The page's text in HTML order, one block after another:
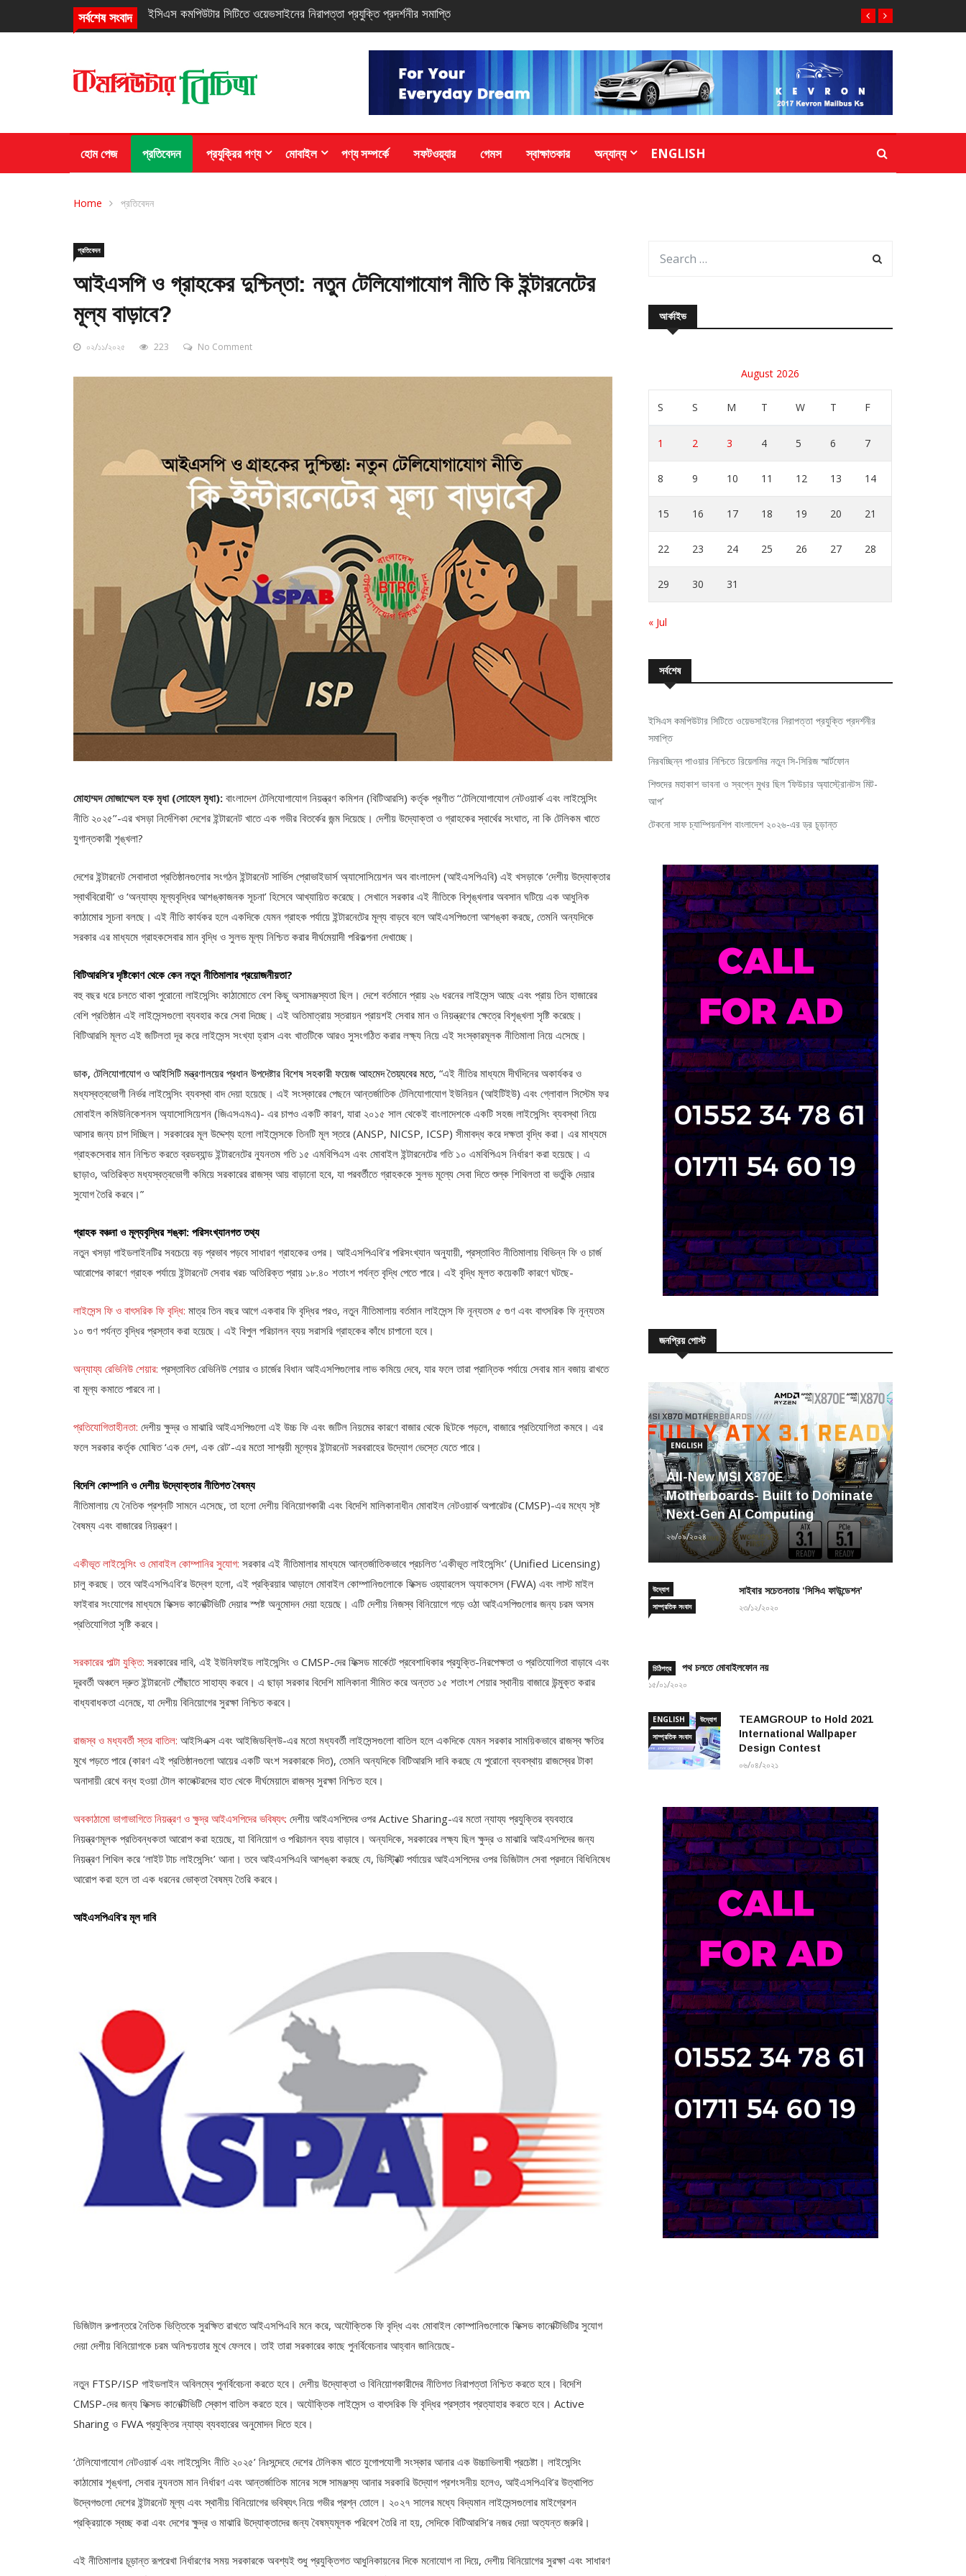
সর্বশেষ সংবাদ নিরবচ্ছিন্ন পাওয়ার নিশ্চিতে রিয়েলমির নতুন সি-সিরিজ স্মার্টফোন
হোম পেজ প্রতিবেদন প্রযুক্রির পণ্য মোবাইল পণ্য সম্পর্কে সফটওয়্যার গেমস স্বাক্ষাতকার অন্যান্য ENGLISH
Home প্রতিবেদন
প্রতিবেদন
আইএসপি ও গ্রাহকের দুশ্চিন্তা: নতুন টেলিযোগাযোগ নীতি কি ইন্টারনেটের
মূল্য বাড়াবে?
০২/১১/২০২৫ 223 No Comment
মোহাম্মদ মোজাম্মেল হক মৃধা (সোহেল মৃধা): বাংলাদেশ টেলিযোগাযোগ নিয়ন্ত্রণ কমিশন (বিটিআরসি) কর্তৃক প্রণীত ‘‘টেলিযোগাযোগ নেটওয়ার্ক এবং লাইসেন্সিং
নীতি ২০২৫’’-এর খসড়া নির্দেশিকা দেশের ইন্টারনেট খাতে এক গভীর বিতর্কের জন্ম দিয়েছে। দেশীয় উদ্যোক্তা ও গ্রাহকের স্বার্থের সংঘাত, না কি টেলিকম খাতে
যুগান্তকারী শৃঙ্খলা?
দেশের ইন্টারনেট সেবাদাতা প্রতিষ্ঠানগুলোর সংগঠন ইন্টারনেট সার্ভিস প্রোভাইডার্স অ্যাসোসিয়েশন অব বাংলাদেশ (আইএসপিএবি) এই খসড়াকে ‘দেশীয় উদ্যোক্তার
স্বার্থবিরোধী’ ও ‘অন্যায্য মূল্যবৃদ্ধির আশঙ্কাজনক সূচনা’ হিসেবে আখ্যায়িত করেছে। সেখানে সরকার এই নীতিকে বিশৃঙ্খলার অবসান ঘটিয়ে এক আধুনিক
কাঠামোর সূচনা বলছে। এই নীতি কার্যকর হলে একদিকে যেমন গ্রাহক পর্যায়ে ইন্টারনেটের মূল্য বাড়বে বলে আইএসপিগুলো আশঙ্কা করছে, তেমনি অন্যদিকে
সরকার এর মাধ্যমে গ্রাহকসেবার মান বৃদ্ধি ও সুলভ মূল্য নিশ্চিত করার দীর্ঘমেয়াদী পরিকল্পনা দেখাচ্ছে।
বিটিআরসি’র দৃষ্টিকোণ থেকে কেন নতুন নীতিমালার প্রয়োজনীয়তা?
বহু বছর ধরে চলতে থাকা পুরোনো লাইসেন্সিং কাঠামোতে বেশ কিছু অসামঞ্জস্যতা ছিল। দেশে বর্তমানে প্রায় ২৬ ধরনের লাইসেন্স আছে এবং প্রায় তিন হাজারের
বেশি প্রতিষ্ঠান এই লাইসেন্সগুলো ব্যবহার করে সেবা দিচ্ছে। এই অতিমাত্রায় স্তরায়ন প্রায়শই সেবার মান ও নিয়ন্ত্রণের ক্ষেত্রে বিশৃঙ্খলা সৃষ্টি করেছে।
বিটিআরসি মূলত এই জটিলতা দূর করে লাইসেন্স সংখ্যা হ্রাস এবং খাতটিকে আরও সুসংগঠিত করার লক্ষ্য নিয়ে এই সংস্কারমূলক নীতিমালা নিয়ে এসেছে।
ডাক, টেলিযোগাযোগ ও আইসিটি মন্ত্রণালয়ের প্রধান উপদেষ্টার বিশেষ সহকারী ফয়েজ আহমেদ তৈয়্যবের মতে, “এই নীতির মাধ্যমে দীর্ঘদিনের অকার্যকর ও
মধ্যস্বত্বভোগী নির্ভর লাইসেন্সিং ব্যবস্থা বাদ দেয়া হয়েছে। এই সংস্কারের পেছনে আন্তর্জাতিক টেলিযোগাযোগ ইউনিয়ন (আইটিইউ) এবং গ্লোবাল সিস্টেম ফর
মোবাইল কমিউনিকেশনস অ্যাসোসিয়েশন (জিএসএমএ)- এর চাপও একটি কারণ, যারা ২০১৫ সাল থেকেই বাংলাদেশকে একটি সহজ লাইসেন্সিং ব্যবস্থা নিয়ে
আসার জন্য চাপ দিচ্ছিল। সরকারের মূল উদ্দেশ্য হলো লাইসেন্সকে তিনটি মূল স্তরে (ANSP, NICSP, ICSP) সীমাবদ্ধ করে দক্ষতা বৃদ্ধি করা। এর মাধ্যমে
গ্রাহকসেবার মান নিশ্চিত করতে ব্রডব্যান্ড ইন্টারনেটের ন্যূনতম গতি ১৫ এমবিপিএস এবং মোবাইল ইন্টারনেটের গতি ১০ এমবিপিএস নির্ধারণ করা হয়েছে। এ
ছাড়াও, অতিরিক্ত মধ্যস্বত্বভোগী কমিয়ে সরকারের রাজস্ব আয় বাড়ানো হবে, যা পরবর্তীতে গ্রাহককে সুলভ মূল্যে সেবা দিতে শুল্ক শিথিলতা বা ভর্তুকি দেয়ার
সুযোগ তৈরি করবে।”
গ্রাহক বঞ্চনা ও মূল্যবৃদ্ধির শঙ্কা: পরিসংখ্যানগত তথ্য
নতুন খসড়া গাইডলাইনটির সবচেয়ে বড় প্রভাব পড়বে সাধারণ গ্রাহকের ওপর। আইএসপিএবি’র পরিসংখ্যান অনুযায়ী, প্রস্তাবিত নীতিমালায় বিভিন্ন ফি ও চার্জ
আরোপের কারণে গ্রাহক পর্যায়ে ইন্টারনেট সেবার খরচ অতিরিক্ত প্রায় ১৮.৪০ শতাংশ পর্যন্ত বৃদ্ধি পেতে পারে। এই বৃদ্ধি মূলত কয়েকটি কারণে ঘটছে-
লাইসেন্স ফি ও বাৎসরিক ফি বৃদ্ধি:মাত্র তিন বছর আগে একবার ফি বৃদ্ধির পরও, নতুন নীতিমালায় বর্তমান লাইসেন্স ফি নূন্যতম ৫ গুণ এবং বাৎসরিক ফি নূন্যতম
১০ গুণ পর্যন্ত বৃদ্ধির প্রস্তাব করা হয়েছে। এই বিপুল পরিচালন ব্যয় সরাসরি গ্রাহকের কাঁধে চাপানো হবে।
অন্যায্য রেভিনিউ শেয়ার:প্রস্তাবিত রেভিনিউ শেয়ার ও চার্জের বিধান আইএসপিগুলোর লাভ কমিয়ে দেবে, যার ফলে তারা প্রান্তিক পর্যায়ে সেবার মান বজায় রাখতে
বা মূল্য কমাতে পারবে না।
প্রতিযোগিতাহীনতা: দেশীয় ক্ষুদ্র ও মাঝারি আইএসপিগুলো এই উচ্চ ফি এবং জটিল নিয়মের কারণে বাজার থেকে ছিটকে পড়লে, বাজারে প্রতিযোগিতা কমবে। এর
ফলে সরকার কর্তৃক ঘোষিত ‘এক দেশ, এক রেট’-এর মতো সাশ্রয়ী মূল্যের ইন্টারনেট সরবরাহের উদ্যোগ ভেস্তে যেতে পারে।
বিদেশি কোম্পানি ও দেশীয় উদ্যোক্তার নীতিগত বৈষম্য
নীতিমালায় যে নৈতিক প্রশ্নটি সামনে এসেছে, তা হলো দেশীয় বিনিয়োগকারী এবং বিদেশি মালিকানাধীন মোবাইল নেটওয়ার্ক অপারেটর (CMSP)-এর মধ্যে সৃষ্ট
বৈষম্য এবং বাজারের নিয়ন্ত্রণ।
একীভূত লাইসেন্সিং ও মোবাইল কোম্পানির সুযোগ: সরকার এই নীতিমালার মাধ্যমে আন্তর্জাতিকভাবে প্রচলিত ‘একীভূত লাইসেন্সিং’ (Unified Licensing)
চালু করছে। তবে আইএসপিএবি’র উদ্বেগ হলো, এই প্রক্রিয়ার আড়ালে মোবাইল কোম্পানিগুলোকে ফিক্সড ওয়্যারলেস অ্যাকসেস (FWA) এবং লাস্ট মাইল
ফাইবার সংযোগের মাধ্যমে ফিক্সড কানেক্টিভিটি দেয়ার স্পষ্ট অনুমোদন দেয়া হয়েছে। এটি দেশীয় নিজস্ব বিনিয়োগে গড়ে ওঠা আইএসপিগুলোর জন্য চরম অসম
প্রতিযোগিতা সৃষ্টি করবে।
সরকারের পাল্টা যুক্তি: সরকারের দাবি, এই ইউনিফাইড লাইসেন্সিং ও CMSP-দের ফিক্সড মার্কেটে প্রবেশাধিকার প্রযুক্তি-নিরপেক্ষতা ও প্রতিযোগিতা বাড়াবে এবং
দূরবর্তী অঞ্চলে দ্রুত ইন্টারনেট পৌঁছাতে সাহায্য করবে। এ ছাড়া সরকার বিদেশি মালিকানা সীমিত করে অন্তত ১৫ শতাংশ শেয়ার স্থানীয় বাজারে উন্মুক্ত করার
বাধ্যবাধকতা এনেছে, যা দেশীয় বিনিয়োগের সুরক্ষা নিশ্চিত করবে।
রাজস্ব ও মধ্যবর্তী স্তর বাতিল:আইসিএক্স এবং আইজিডব্লিউ-এর মতো মধ্যবর্তী লাইসেন্সগুলো বাতিল হলে একদিকে যেমন সরকার সাময়িকভাবে রাজস্ব ক্ষতির
মুখে পড়তে পারে (কারণ এই প্রতিষ্ঠানগুলো আয়ের একটি অংশ সরকারকে দিত), তেমনি অন্যদিকে বিটিআরসি দাবি করছে যে পুরোনো ব্যবস্থায় রাজস্বের টাকা
অনাদায়ী রেখে বন্ধ হওয়া টোল কালেক্টরদের হাত থেকে দীর্ঘমেয়াদে রাজস্ব সুরক্ষা নিশ্চিত হবে।
অবকাঠামো ভাগাভাগিতে নিয়ন্ত্রণ ও ক্ষুদ্র আইএসপিদের ভবিষ্যৎ:দেশীয় আইএসপিদের ওপর Active Sharing-এর মতো ন্যায্য প্রযুক্তির ব্যবহারে
নিয়ন্ত্রণমূলক প্রতিবন্ধকতা আরোপ করা হয়েছে, যা বিনিয়োগ ও পরিচালন ব্যয় বাড়াবে। অন্যদিকে, সরকারের লক্ষ্য ছিল ক্ষুদ্র ও মাঝারি আইএসপিদের জন্য
নিয়ন্ত্রণ শিথিল করে ‘লাইট টাচ লাইসেন্সিং’ আনা। তবে আইএসপিএবি আশঙ্কা করছে যে, ডিস্ট্রিক্ট পর্যায়ের আইএসপিদের ওপর ডিজিটাল সেবা প্রদানে বিধিনিষেধ
আরোপ করা হলে তা এক ধরনের ভোক্তা বৈষম্য তৈরি করবে।
আইএসপিএবি’র মূল দাবি
ডিজিটাল রুপান্তরে নৈতিক ভিত্তিকে সুরক্ষিত রাখতে আইএসপিএবি মনে করে, অযৌক্তিক ফি বৃদ্ধি এবং মোবাইল কোম্পানিগুলোকে ফিক্সড কানেক্টিভিটির সুযোগ
দেয়া দেশীয় বিনিয়োগকে চরম অনিশ্চয়তার মুখে ফেলবে। তাই তারা সরকারের কাছে পুনর্বিবেচনার আহ্বান জানিয়েছে-
নতুন FTSP/ISP গাইডলাইন অবিলম্বে পুনর্বিবেচনা করতে হবে। দেশীয় উদ্যোক্তা ও বিনিয়োগকারীদের নীতিগত নিরাপত্তা নিশ্চিত করতে হবে। বিদেশি
CMSP-দের জন্য ফিক্সড কানেক্টিভিটি স্কোপ বাতিল করতে হবে। অযৌক্তিক লাইসেন্স ও বাৎসরিক ফি বৃদ্ধির প্রস্তাব প্রত্যাহার করতে হবে। Active
Sharing ও FWA প্রযুক্তির ন্যায্য ব্যবহারের অনুমোদন দিতে হবে।
‘টেলিযোগাযোগ নেটওয়ার্ক এবং লাইসেন্সিং নীতি ২০২৫’ নিঃসন্দেহে দেশের টেলিকম খাতে যুগোপযোগী সংস্কার আনার এক উচ্চাভিলাষী প্রচেষ্টা। লাইসেন্সিং
কাঠামোর শৃঙ্খলা, সেবার ন্যূনতম মান নির্ধারণ এবং আন্তর্জাতিক মানের সঙ্গে সামঞ্জস্য আনার সরকারি উদ্যোগ প্রশংসনীয় হলেও, আইএসপিএবি’র উত্থাপিত
উদ্বেগগুলো দেশের ইন্টারনেট মূল্য এবং স্থানীয় বিনিয়োগের ভবিষ্যৎ নিয়ে গভীর প্রশ্ন তোলে। ২০২৭ সালের মধ্যে বিদ্যমান লাইসেন্সগুলোর মাইগ্রেশন
প্রক্রিয়াকে স্বচ্ছ করা এবং দেশের ক্ষুদ্র ও মাঝারি উদ্যোক্তাদের জন্য বৈষম্যমূলক পরিবেশ তৈরি না হয়, সেদিকে বিটিআরসি’র নজর দেয়া অত্যন্ত জরুরি।
এই নীতিমালার চূড়ান্ত রূপরেখা নির্ধারণের সময় সরকারকে অবশ্যই শুধু প্রযুক্তিগত আধুনিকায়নের দিকে মনোযোগ না দিয়ে, দেশীয় বিনিয়োগের সুরক্ষা এবং সাধারণ
আর্কাইভ
August 2026
S S M T W T F
1 2 3 4 5 6 7
8 9 10 11 12 13 14
15 16 17 18 19 20 21
22 23 24 25 26 27 28
29 30 31
« Jul
সর্বশেষ
ইসিএস কমপিউটার সিটিতে ওয়েভসাইনের নিরাপত্তা প্রযুক্তি প্রদর্শনীর
সমাপ্তি
নিরবচ্ছিন্ন পাওয়ার নিশ্চিতে রিয়েলমির নতুন সি-সিরিজ স্মার্টফোন
শিশুদের মহাকাশ ভাবনা ও স্বপ্নে মুখর ছিল ‘ফিউচার অ্যাস্ট্রোনটস মিট-
আপ’
টেকনো সাফ চ্যাম্পিয়নশিপ বাংলাদেশ ২০২৬-এর ড্র চূড়ান্ত
জনপ্রিয় পোস্ট
ENGLISH
All-New MSI X870E
Motherboards- Built to Dominate
Next-Gen AI Computing
২৬/০৯/২০২৪
উদ্যোগ
সাম্প্রতিক সংবাদ
সাইবার সচেতনতায় ‘সিসিএ ফাউন্ডেশন’
২৩/১২/২০২০
চিঠিপত্র পথ চলতে মোবাইলফোন নয়
১৫/০১/২০২০
ENGLISH
উদ্যোগ
সাম্প্রতিক সংবাদ
TEAMGROUP to Hold 2021
International Wallpaper
Design Contest
০৬/০৪/২০২১